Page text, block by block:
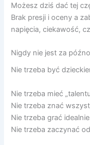
Możesz dziś dać tej
Brak presji i oceny a
napięcia, ciekawość,
Nigdy nie jest za
Nie trzeba być
Nie trzeba mieć
Nie trzeba znać
Nie trzeba grać
Nie trzeba zaczynać